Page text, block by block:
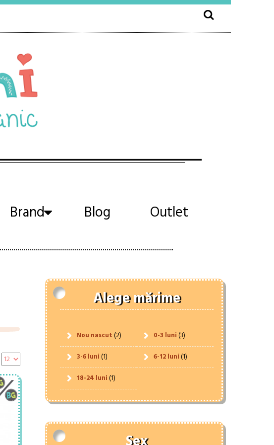
Brand Blog Outlet
Alege mărime
Nou nascut(2) 0-3 luni(3)
3-6 luni(1) 6-12 luni(1)
18-24 luni(1)